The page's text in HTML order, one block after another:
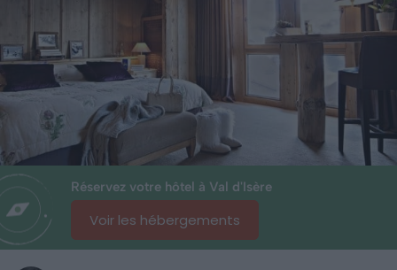
Réservez votre hôtel à Val d'Isère
Voir les hébergements